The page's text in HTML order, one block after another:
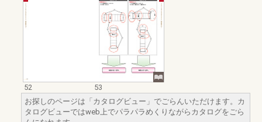
52
53
お探しのページは「カタログビュー」でごらんいただけます。カ
タログビューではweb上でパラパラめくりながらカタログをごら